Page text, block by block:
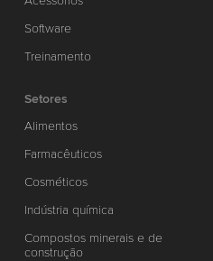
Software
Treinamento
Setores
Alimentos
Farmacêuticos
Cosméticos
Indústria química
Compostos minerais e de
construção